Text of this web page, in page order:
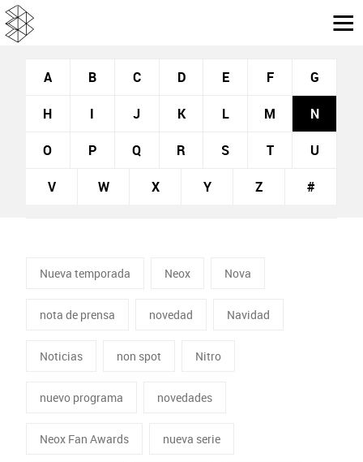
A B C D E F G
H I J K L M N
O P Q R S T U
V W X Y Z #
Nueva temporada Neox Nova
nota de prensa novedad Navidad
Noticias non spot Nitro
nuevo programa novedades
Neox Fan Awards nueva serie